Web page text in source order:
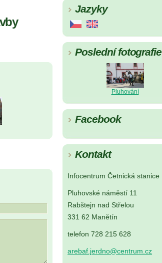
Jazyky
Poslední fotografie
Pluhování
Facebook
Kontakt
Infocentrum Četnická stanice
Pluhovské náměstí 11
Rabštejn nad Střelou
331 62 Manětín
telefon 728 215 628
arebaf.jerdno@centrum.cz